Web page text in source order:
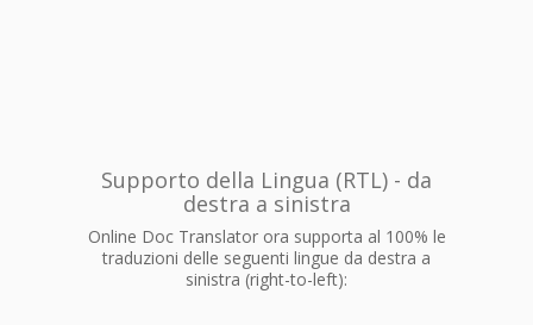
Supporto della Lingua (RTL) - da
destra a sinistra
Online Doc Translator ora supporta al 100% le
traduzioni delle seguenti lingue da destra a
sinistra (right-to-left):